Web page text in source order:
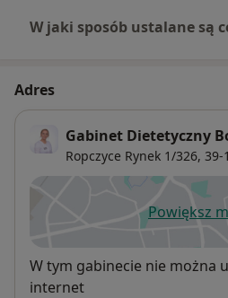
W jaki sposób ustalane są
Adres
Gabinet Dietetyczny
Ropczyce Rynek 1/326, 39-
Powiększ
Dostępność
W tym gabinecie nie można
internet